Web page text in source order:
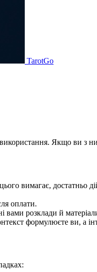
TarotGo
Якщо ви з
вимагає, достатньо
оплати.
вами розклади й
формулюєте ви, а